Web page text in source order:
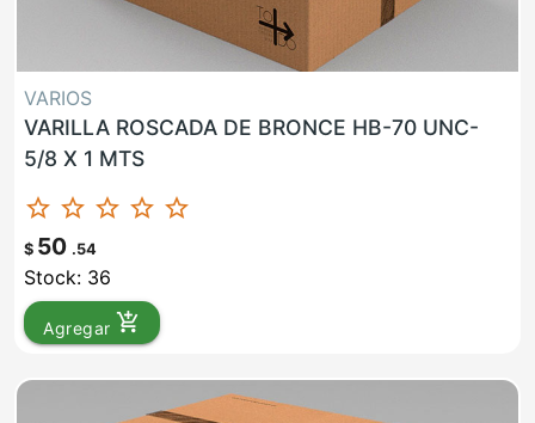
VARIOS
VARILLA ROSCADA DE BRONCE HB-70 UNC-
5/8 X 1 MTS
star_border star_border star_border star_border star_border
$ 50 .54
Stock: 36
Agregar add_shopping_cart